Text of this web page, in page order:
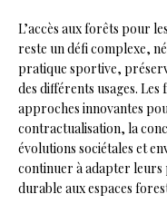
L’accès aux forêts pour
reste un défi complexe,
pratique sportive,
des différents usages.
approches innovantes
contractualisation, la
évolutions sociétales et
continuer à adapter
durable aux espaces